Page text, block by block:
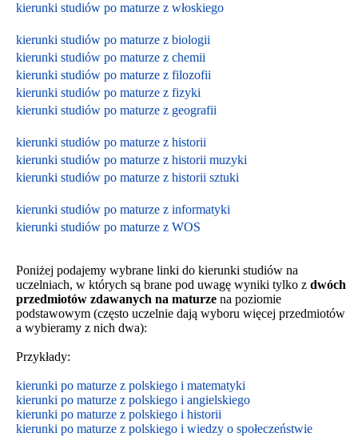
kierunki studiów po maturze z włoskiego
kierunki studiów po maturze z biologii
kierunki studiów po maturze z chemii
kierunki studiów po maturze z filozofii
kierunki studiów po maturze z fizyki
kierunki studiów po maturze z geografii
kierunki studiów po maturze z historii
kierunki studiów po maturze z historii muzyki
kierunki studiów po maturze z historii sztuki
kierunki studiów po maturze z informatyki
kierunki studiów po maturze z WOS
Poniżej podajemy wybrane linki do kierunki studiów na
uczelniach, w których są brane pod uwagę wyniki tylko z dwóch
przedmiotów zdawanych na maturze na poziomie
podstawowym (często uczelnie dają wyboru więcej przedmiotów
a wybieramy z nich dwa):
Przykłady:
kierunki po maturze z polskiego i matematyki
kierunki po maturze z polskiego i angielskiego
kierunki po maturze z polskiego i historii
kierunki po maturze z polskiego i wiedzy o społeczeństwie